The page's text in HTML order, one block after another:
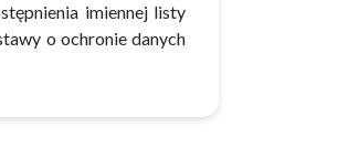
imiennej listy
o ochronie danych